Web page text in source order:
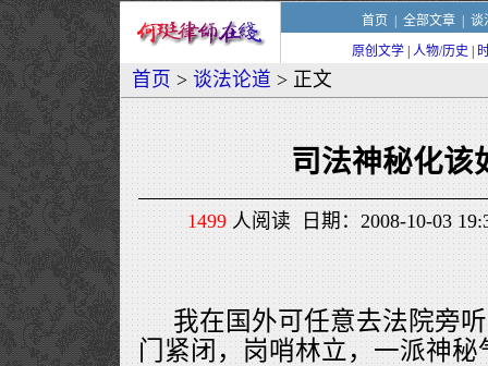
首页 全部文章| 谈
原创文学 人物/历史
首页 > 谈法论道 > 正文
司法神秘化该
1499人阅读 日期：2008-10-03
我在国外可任意去法院旁
门紧闭，岗哨林立，一派神秘